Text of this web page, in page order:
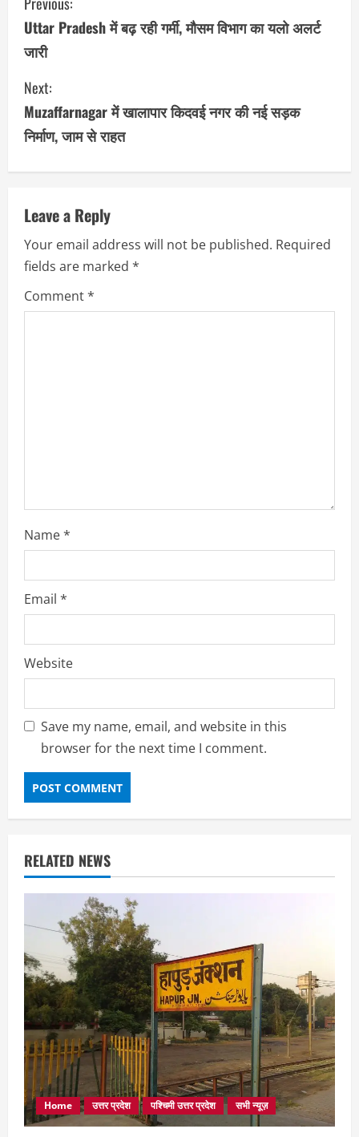
o
n
t
i
n
e
R
e
Uttar Pradesh में बढ़ रही गर्मी, मौसम विभाग का यलो अलर्ट
जारी
Next:
Muzaffarnagar में खालापार किदवई नगर की नई सड़क
निर्माण, जाम से राहत
Leave a Reply
Your email address will not be published. Required
fields are marked *
Comment*
Name*
Email *
Website
Save my name, email, and website in this
browser for the next time I comment.
RELATED NEWS
Home उत्तर प्रदेश पश्चिमी उत्तर प्रदेश सभी न्यूज़